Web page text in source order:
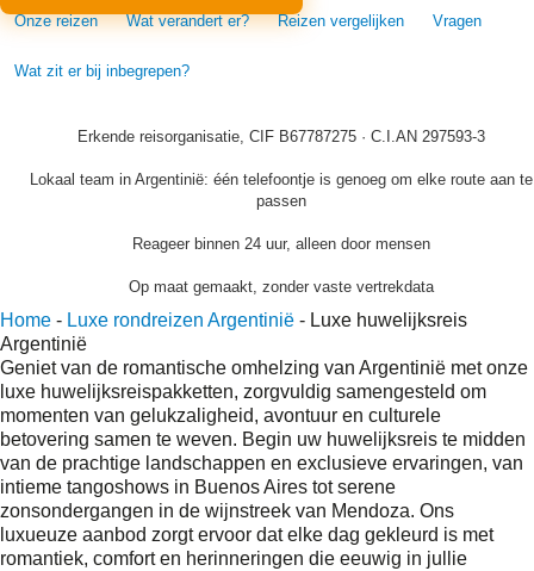
Onze reizen Wat verandert er? Reizen vergelijken Vragen
Wat zit er bij inbegrepen?
Erkende reisorganisatie, CIF B67787275 · C.I.AN 297593-3
Lokaal team in Argentinië: één telefoontje is genoeg om elke route aan te
passen
Reageer binnen 24 uur, alleen door mensen
Op maat gemaakt, zonder vaste vertrekdata
Home - Luxe rondreizen Argentinië - Luxe huwelijksreis
Argentinië
Geniet van de romantische omhelzing van Argentinië met onze
luxe huwelijksreispakketten, zorgvuldig samengesteld om
momenten van gelukzaligheid, avontuur en culturele
betovering samen te weven. Begin uw huwelijksreis te midden
van de prachtige landschappen en exclusieve ervaringen, van
intieme tangoshows in Buenos Aires tot serene
zonsondergangen in de wijnstreek van Mendoza. Ons
luxueuze aanbod zorgt ervoor dat elke dag gekleurd is met
romantiek, comfort en herinneringen die eeuwig in jullie